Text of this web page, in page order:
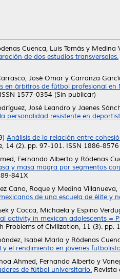
Cuenca, Luis Tomás y Medina
de dos estudios transversales.
José Omar y Carranza
en árbitros de fútbol profesional en
1577-0354 (Sin publicar)
José Leandro y Jaenes
personalidad resistente en
Análisis de la relación entre
14 (2). pp. 97-101. ISSN 1886-8576
Fernando Alberto y Ródenas
y masa magra por segmentos
841X
Cano, Roque y Medina
de una escuela de élite y
y Cocca, Michaela y Espino
activity in mexican adolescents =
Problems of Civilization, 11 (3). pp.
Isabel María y Ródenas
el rendimiento en jóvenes
Ahmed, Fernando Alberto y
de fútbol universitario. Revista